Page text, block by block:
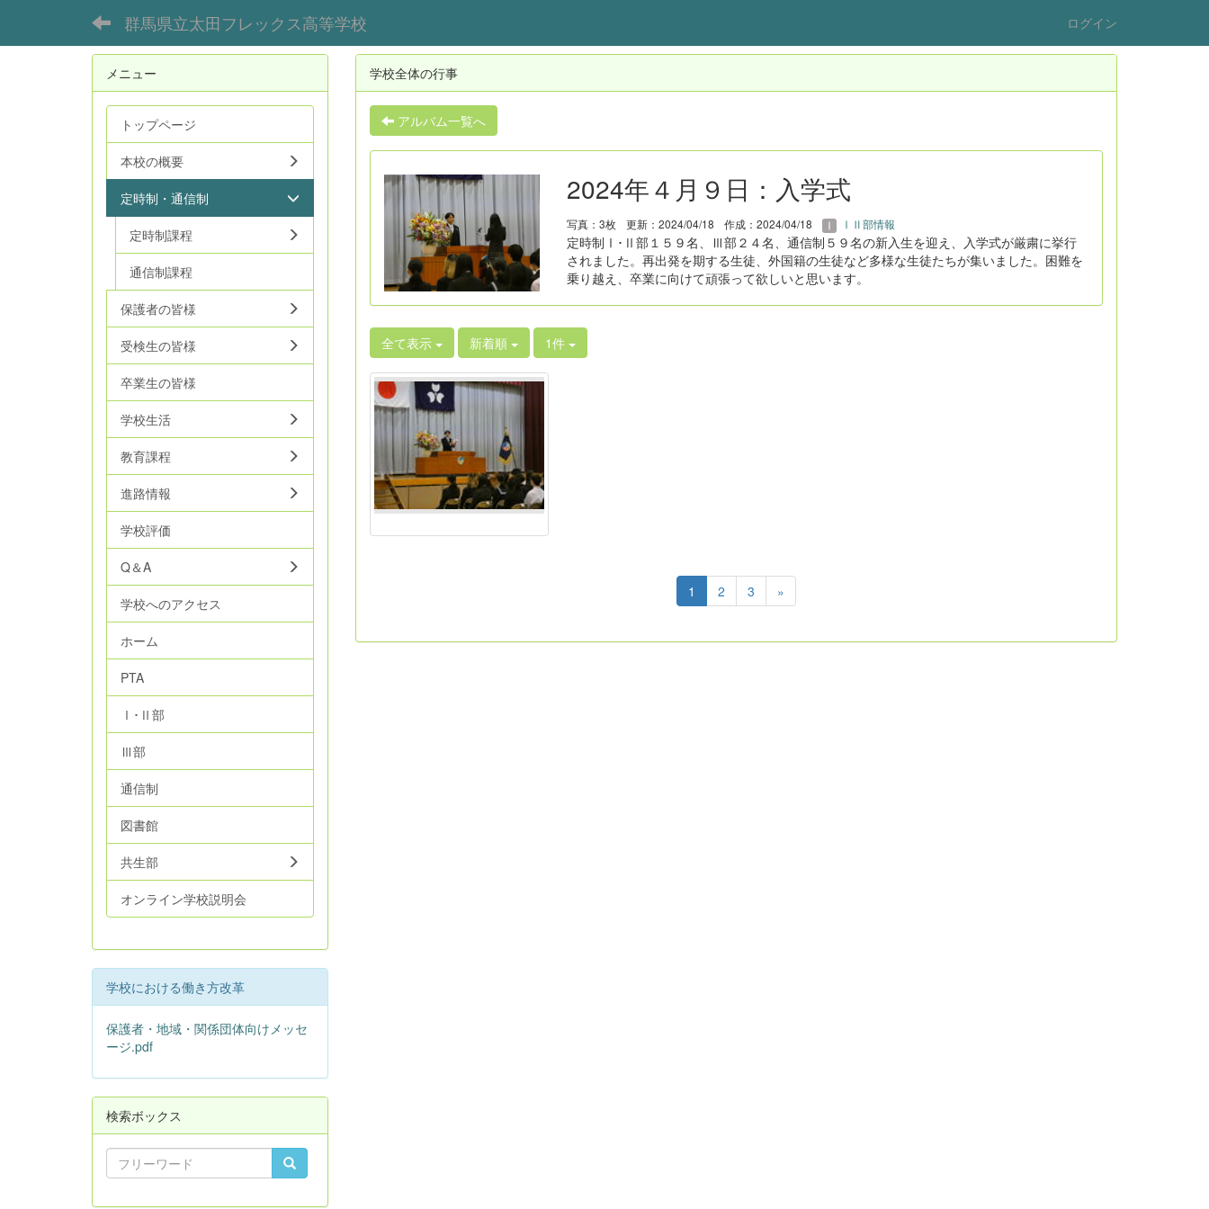
群馬県立太田フレックス高等学校 ログイン
学校全体の行事
アルバム一覧へ
2024年４月９日：入学式
写真：3枚 更新：2024/04/18 作成：2024/04/18 ⅠⅡ部情報
定時制Ⅰ･Ⅱ部１５９名、Ⅲ部２４名、通信制５９名の新入生を迎え、入学式が厳粛に挙行
されました。再出発を期する生徒、外国籍の生徒など多様な生徒たちが集いました。困難を
乗り越え、卒業に向けて頑張って欲しいと思います。
全て表示 新着順 1件
1 2 3 »
メニュー
トップページ
本校の概要
定時制・通信制
定時制課程
通信制課程
保護者の皆様
受検生の皆様
卒業生の皆様
学校生活
教育課程
進路情報
学校評価
Q＆A
学校へのアクセス
ホーム
PTA
Ⅰ･Ⅱ部
Ⅲ部
通信制
図書館
共生部
オンライン学校説明会
学校における働き方改革
保護者・地域・関係団体向けメッセ
ージ.pdf
検索ボックス